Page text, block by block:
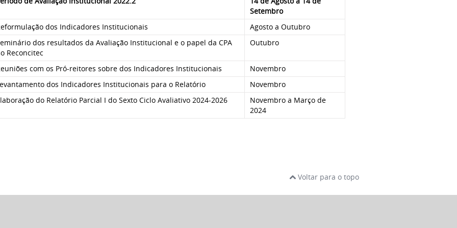
Setembro
dos Indicadores Institucionais
Agosto a Outubro
dos resultados da Avaliação Institucional e o papel da CPA
Reconcitec
Outubro
com os Pró-reitores sobre dos Indicadores Institucionais
Novembro
dos Indicadores Institucionais para o Relatório
Novembro
do Relatório Parcial I do Sexto Ciclo Avaliativo 2024-2026
Novembro a Março de
2024
Voltar para o topo